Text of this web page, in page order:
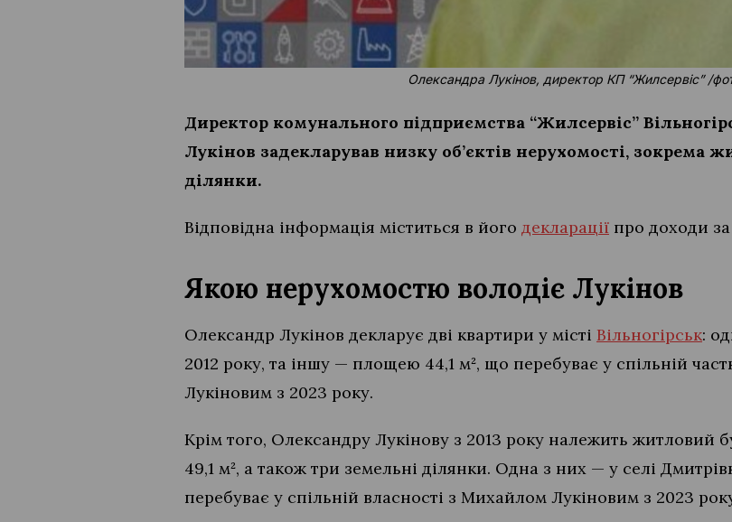
Олександра Лукінов, директор КП “Жилсервіс”/
Директор комунального підприємства “Жилсервіс”
Лукінов задекларував низку об’єктів нерухомості, зокрема
ділянки.
Відповідна інформація міститься в його декларації про доходи за
Якою нерухомостю володіє Лукінов
Олександр Лукінов декларує дві квартири у місті Вільногірськ:
2012 року, та іншу — площею 44,1 м², що перебуває у спільній
Лукіновим з 2023 року.
Крім того, Олександру Лукінову з 2013 року належить
49,1 м², а також три земельні ділянки. Одна з них — у селі
перебуває у спільній власності з Михайлом Лукіновим з 2023